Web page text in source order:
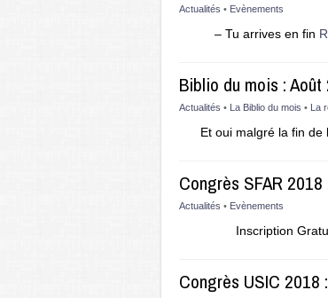
Actualités • Evènements
– Tu arrives en fin
Biblio du mois : Août
Actualités • La Biblio du mois • La
Et oui malgré la fin de
Congrès SFAR
Actualités • Evènements
Inscription
Congrès USIC 2018